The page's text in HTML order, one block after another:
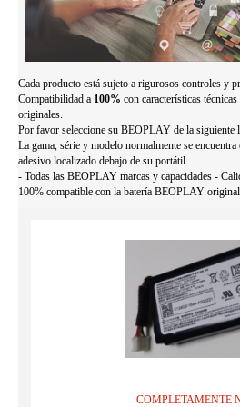
Cada producto está sujeto a rigurosos controles y
Compatibilidad a 100% con características
originales.
Por favor seleccione su BEOPLAY de la siguiente
La gama, série y modelo normalmente se
adesivo localizado debajo de su portátil.
- Todas las BEOPLAY marcas y capacidades -
100% compatible con la batería BEOPLAY original
COMPLETAMENTE